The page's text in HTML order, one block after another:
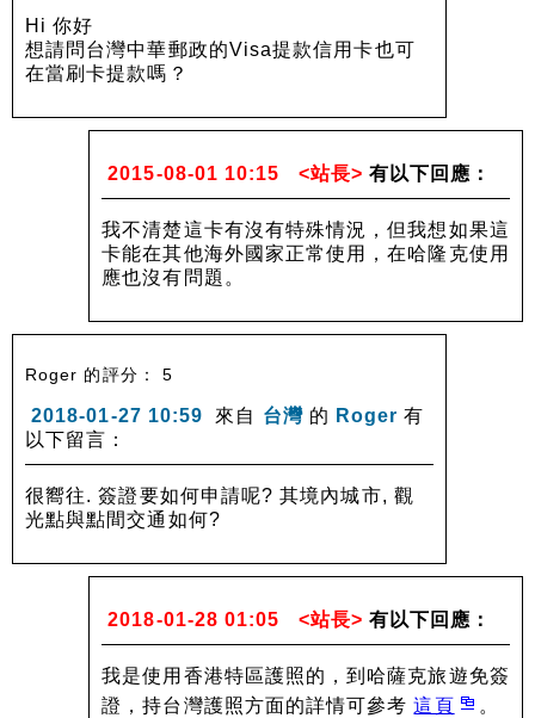
Hi 你好
想請問台灣中華郵政的Visa提款信用卡也可
在當刷卡提款嗎？
2015-08-01 10:15 <站長> 有以下回應：
我不清楚這卡有沒有特殊情況，但我想如果這
卡能在其他海外國家正常使用，在哈隆克使用
應也沒有問題。
Roger 的評分： 5
2018-01-27 10:59 來自 台灣 的 Roger 有
以下留言：
很嚮往. 簽證要如何申請呢? 其境內城市, 觀
光點與點間交通如何?
2018-01-28 01:05 <站長> 有以下回應：
我是使用香港特區護照的，到哈薩克旅遊免簽
證，持台灣護照方面的詳情可參考這頁
。